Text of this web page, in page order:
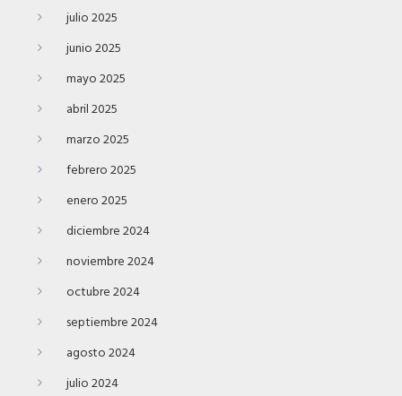
julio 2025
junio 2025
mayo 2025
abril 2025
marzo 2025
febrero 2025
enero 2025
diciembre 2024
noviembre 2024
octubre 2024
septiembre 2024
agosto 2024
julio 2024